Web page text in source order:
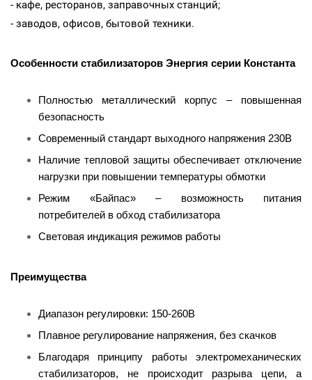
- кафе, ресторанов, заправочных станций;
- заводов, офисов, бытовой техники.
Особенности стабилизаторов Энергия серии Константа
Полностью металлический корпус – повышенная
безопасность
Современный стандарт выходного напряжения 230В
Наличие тепловой защиты обеспечивает отключение
нагрузки при повышении температуры обмотки
Режим «Байпас» – возможность питания
потребителей в обход стабилизатора
Световая индикация режимов работы
Преимущества
Диапазон регулировки: 150-260В
Плавное регулирование напряжения, без скачков
Благодаря принципу работы электромеханических
стабилизаторов, не происходит разрыва цепи, а